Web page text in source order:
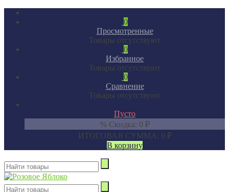
0
Просмотренные
Товары отсутствуют
0
Избранное
Товары отсутствуют
0
Сравнение
Товары отсутствуют
Пусто
% Скидка: 0 ₽
ИТОГОВАЯ СУММА: 0 ₽
В корзину